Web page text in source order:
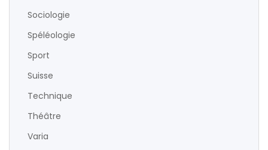
Sociologie
Spéléologie
Sport
Suisse
Technique
Théâtre
Varia